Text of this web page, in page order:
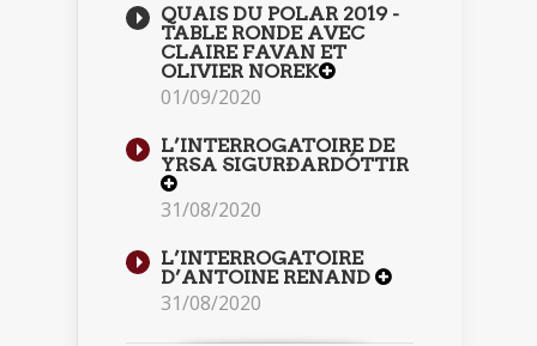
QUAIS DU POLAR 2019 -
TABLE RONDE AVEC
CLAIRE FAVAN ET
OLIVIER NOREK
01/09/2020
L’INTERROGATOIRE DE
YRSA SIGURÐARDÓTTIR
31/08/2020
L’INTERROGATOIRE
D’ANTOINE RENAND
31/08/2020